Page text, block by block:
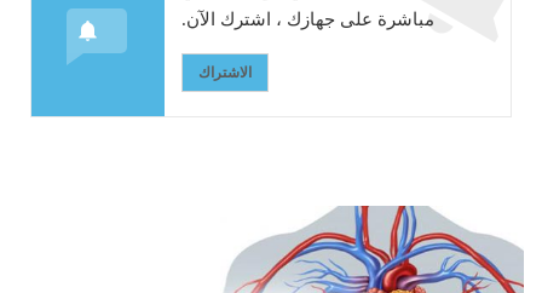
مباشرة على جهازك ، اشترك الآن.
الاشتراك